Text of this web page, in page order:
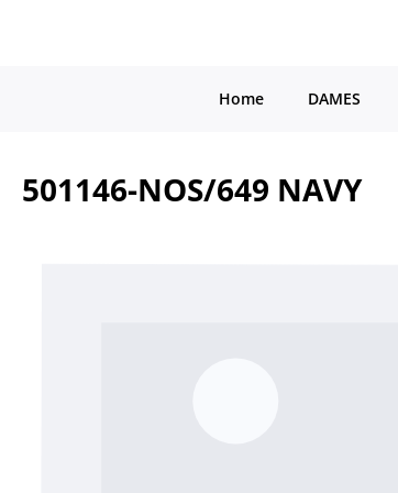
Home DAMES
501146-NOS/649 NAVY